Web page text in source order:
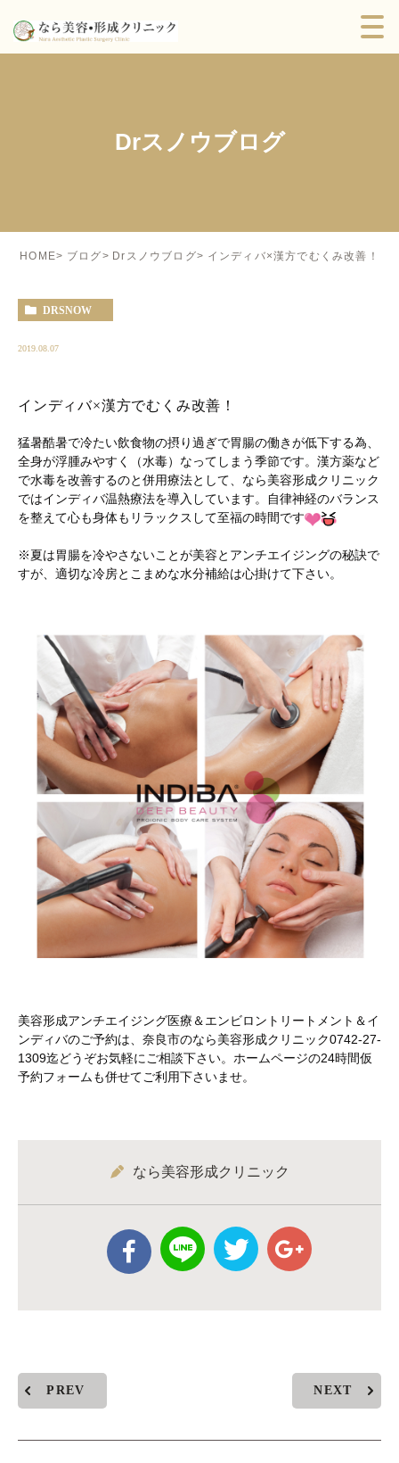
Drスノウブログ
HOME ブログ Drスノウブログ インディバ×漢方でむくみ改善！
DRSNOW
2019.08.07
インディバ×漢方でむくみ改善！
猛暑酷暑で冷たい飲食物の摂り過ぎで胃腸の働きが低下する為、
全身が浮腫みやすく（水毒）なってしまう季節です。漢方薬など
で水毒を改善するのと併用療法として、なら美容形成クリニック
ではインディバ温熱療法を導入しています。自律神経のバランス
を整えて心も身体もリラックスして至福の時間です
※夏は胃腸を冷やさないことが美容とアンチエイジングの秘訣で
すが、適切な冷房とこまめな水分補給は心掛けて下さい。
美容形成アンチエイジング医療＆エンビロントリートメント＆イ
ンディバのご予約は、奈良市のなら美容形成クリニック0742-27-
1309迄どうぞお気軽にご相談下さい。ホームページの24時間仮
予約フォームも併せてご利用下さいませ。
なら美容形成クリニック
PREV NEXT